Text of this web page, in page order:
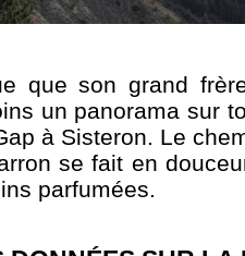
que son grand
un panorama sur
à Sisteron. Le
se fait en
parfumées.